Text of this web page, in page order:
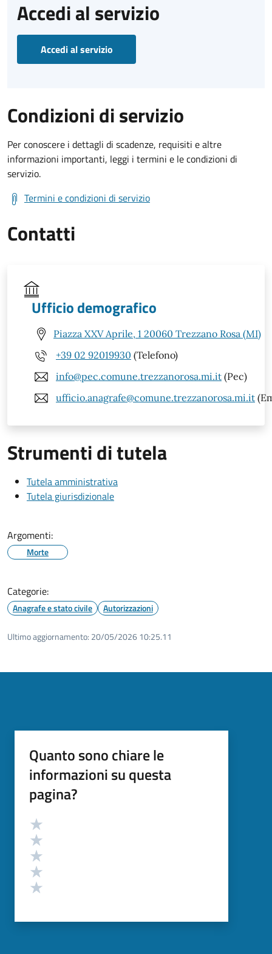
Accedi al servizio
Accedi al servizio
Condizioni di servizio
Per conoscere i dettagli di scadenze, requisiti e altre
informazioni importanti, leggi i termini e le condizioni di
servizio.
Termini e condizioni di servizio
Contatti
Ufficio demografico
Piazza XXV Aprile, 1 20060 Trezzano Rosa (MI)
+39 02 92019930 (Telefono)
info@pec.comune.trezzanorosa.mi.it (Pec)
ufficio.anagrafe@comune.trezzanorosa.mi.it
Strumenti di tutela
Tutela amministrativa
Tutela giurisdizionale
Argomenti:
Morte
Categorie:
Anagrafe e stato civile Autorizzazioni
Ultimo aggiornamento: 20/05/2026 10:25.11
Quanto sono chiare le
informazioni su questa
pagina?
Valutazione